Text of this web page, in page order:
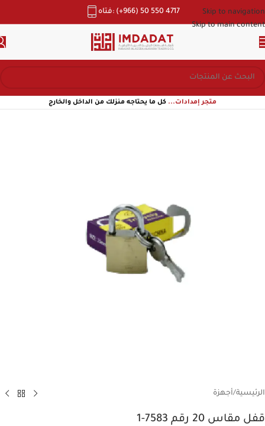
Skip to navigation
Skip to main content
هاتف: (+966) 50 550 4717
متجر إمدادات... كل ما يحتاجه منزلك من الداخل والخارج
الرئيسية/أجهزة
قفل مقاس 20 رقم 7583-1